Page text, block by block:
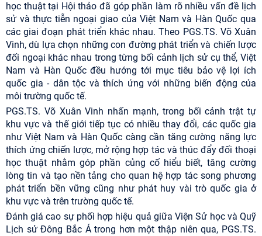
học thuật tại Hội thảo đã góp phần làm rõ nhiều vấn đề lịch
sử và thực tiễn ngoại giao của Việt Nam và Hàn Quốc qua
các giai đoạn phát triển khác nhau. Theo PGS.TS. Võ Xuân
Vinh, dù lựa chọn những con đường phát triển và chiến lược
đối ngoại khác nhau trong từng bối cảnh lịch sử cụ thể, Việt
Nam và Hàn Quốc đều hướng tới mục tiêu bảo vệ lợi ích
quốc gia - dân tộc và thích ứng với những biến động của
môi trường quốc tế.
PGS.TS. Võ Xuân Vinh nhấn mạnh, trong bối cảnh trật tự
khu vực và thế giới tiếp tục có nhiều thay đổi, các quốc gia
như Việt Nam và Hàn Quốc càng cần tăng cường năng lực
thích ứng chiến lược, mở rộng hợp tác và thúc đẩy đối thoại
học thuật nhằm góp phần củng cố hiểu biết, tăng cường
lòng tin và tạo nền tảng cho quan hệ hợp tác song phương
phát triển bền vững cũng như phát huy vài trò quốc gia ở
khu vực và trên trường quốc tế.
Đánh giá cao sự phối hợp hiệu quả giữa Viện Sử học và Quỹ
Lịch sử Đông Bắc Á trong hơn một thập niên qua, PGS.TS.